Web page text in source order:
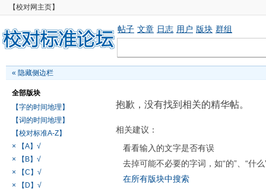
【校对网主页】
帖子 文章 日志 用户 版块 群组
« 隐藏侧边栏
全部版块
【字的时间地理】
【词的时间地理】
【校对标准A-Z】
× 【A】√
× 【B】√
× 【C】√
× 【D】√
抱歉，没有找到相关的精华帖。
相关建议：
看看输入的文字是否有误
去掉可能不必要的字词，如“的”、“什么
在所有版块中搜索